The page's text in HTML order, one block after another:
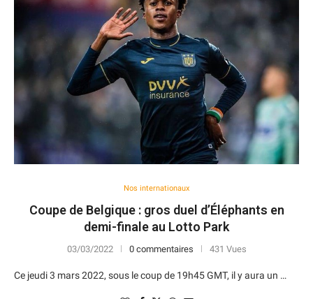
Nos internationaux
Coupe de Belgique : gros duel d’Éléphants en
demi-finale au Lotto Park
03/03/2022 0 commentaires 431 Vues
Ce jeudi 3 mars 2022, sous le coup de 19h45 GMT, il y aura un …